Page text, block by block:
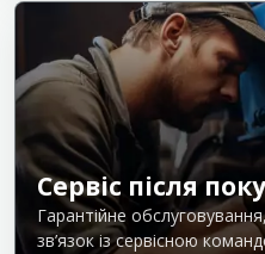
Сервіс після
Гарантійне
зв’язок із сервісною